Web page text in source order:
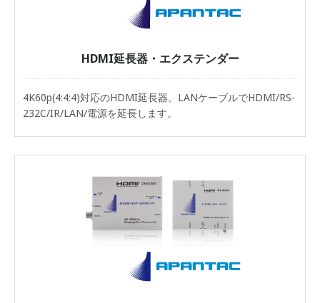
HDMI延長器・エクステンダー
4K60p(4:4:4)対応のHDMI延長器。LANケーブルでHDMI/RS-
232C/IR/LAN/電源を延長します。